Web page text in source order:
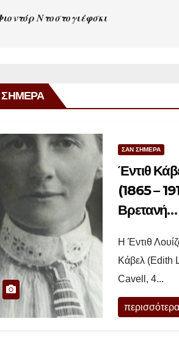
Ντοστογιέφσκι
ΣΑΝ ΣΗΜΕΡΑ
Έντιθ
(1865 –
Βρετανή
Η Έντιθ
Κάβελ (Edith
Cavell, 4...
περισσότερα